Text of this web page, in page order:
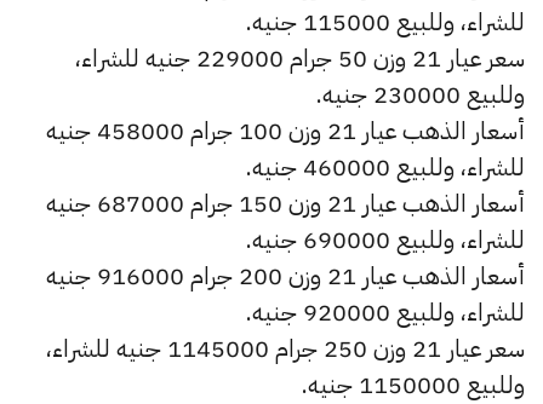
للشراء، وللبيع 115000 جنيه.
سعر عيار 21 وزن 50 جرام 229000 جنيه للشراء،
وللبيع 230000 جنيه.
أسعار الذهب عيار 21 وزن 100 جرام 458000 جنيه
للشراء، وللبيع 460000 جنيه.
أسعار الذهب عيار 21 وزن 150 جرام 687000 جنيه
للشراء، وللبيع 690000 جنيه.
أسعار الذهب عيار 21 وزن 200 جرام 916000 جنيه
للشراء، وللبيع 920000 جنيه.
سعر عيار 21 وزن 250 جرام 1145000 جنيه للشراء،
وللبيع 1150000 جنيه.